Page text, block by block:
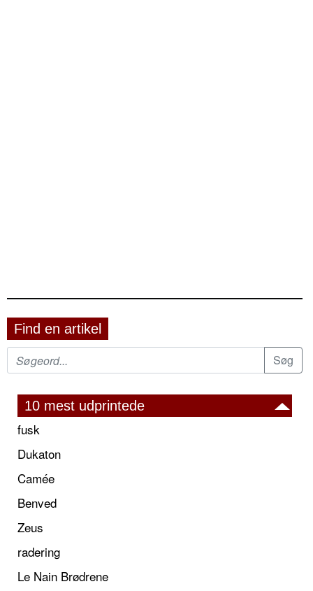
Find en artikel
10 mest udprintede
fusk
Dukaton
Camée
Benved
Zeus
radering
Le Nain Brødrene